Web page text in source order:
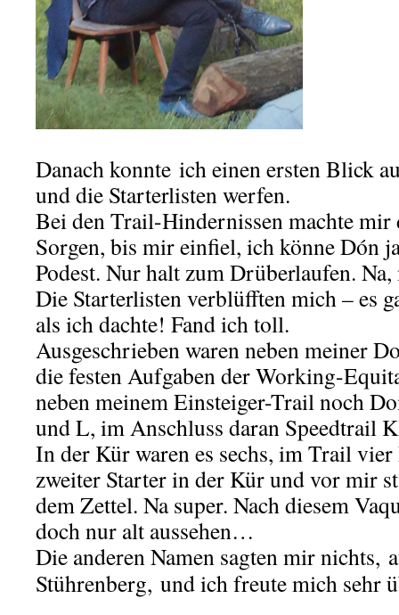
Danach konnte ich einen ersten Blick
und die Starterlisten werfen.
Bei den Trail-Hindernissen machte mir
Sorgen, bis mir einfiel, ich könne Dón
Podest. Nur halt zum Drüberlaufen.
Die Starterlisten verblüfften mich – es
als ich dachte! Fand ich toll.
Ausgeschrieben waren neben meiner
die festen Aufgaben der Working-
neben meinem Einsteiger-Trail noch
und L, im Anschluss daran Speedtrail
In der Kür waren es sechs, im Trail
zweiter Starter in der Kür und vor mir
dem Zettel. Na super. Nach diesem
doch nur alt aussehen…
Die anderen Namen sagten mir nichts,
Stührenberg, und ich freute mich sehr